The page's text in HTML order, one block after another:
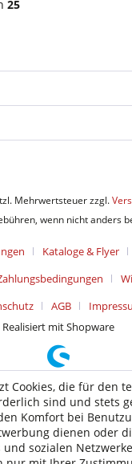
25
Mehrwertsteuer zzgl.
wenn nicht anders
Kataloge & Flyer
AGB
Realisiert mit Shopware
Cookies, die für den
sind und stets
Komfort bei
dienen oder
sozialen